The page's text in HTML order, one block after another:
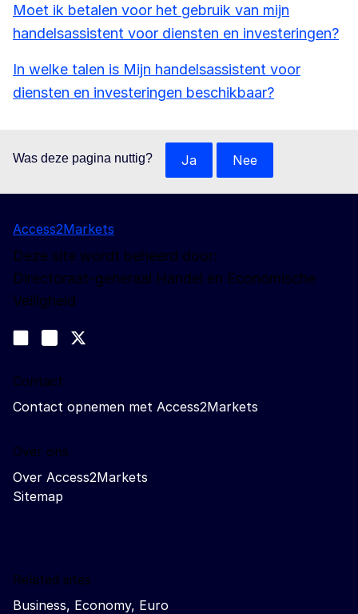
Moet ik betalen voor het gebruik van mijn
handelsassistent voor diensten en investeringen?
In welke talen is Mijn handelsassistent voor
diensten en investeringen beschikbaar?
Was deze pagina nuttig? Ja Nee
Access2Markets
Deze site wordt beheerd door:
Directoraat-generaal Handel en Economische
Veiligheid
Join us on LinkedIn
Trade-Off podcast
Contact
Contact opnemen met Access2Markets
Over ons
Over Access2Markets
Sitemap
Related sites
Business, Economy, Euro